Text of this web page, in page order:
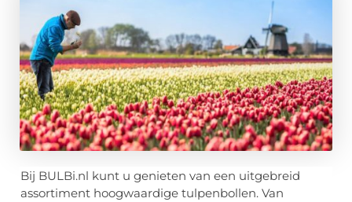
Bij BULBi.nl kunt u genieten van een uitgebreid
assortiment hoogwaardige tulpenbollen. Van